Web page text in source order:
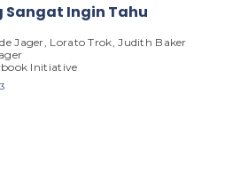
Sangat Ingin Tahu
Jager, Lorato Trok, Judith Baker
Initiative